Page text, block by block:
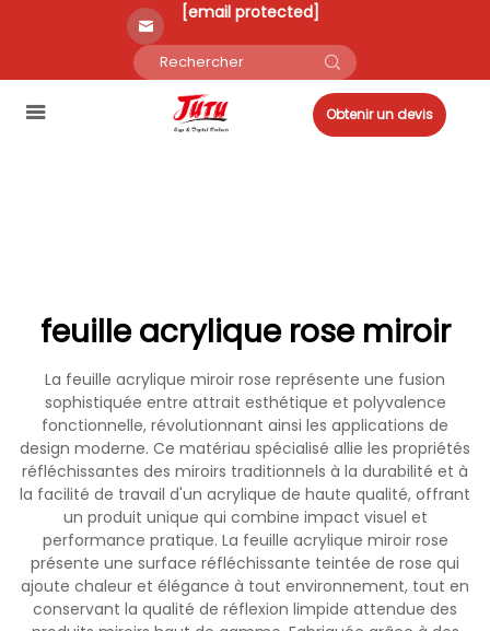
[email protected]
Obtenir un devis
feuille acrylique rose miroir
La feuille acrylique miroir rose représente une fusion
sophistiquée entre attrait esthétique et polyvalence
fonctionnelle, révolutionnant ainsi les applications de
design moderne. Ce matériau spécialisé allie les propriétés
réfléchissantes des miroirs traditionnels à la durabilité et à
la facilité de travail d'un acrylique de haute qualité, offrant
un produit unique qui combine impact visuel et
performance pratique. La feuille acrylique miroir rose
présente une surface réfléchissante teintée de rose qui
ajoute chaleur et élégance à tout environnement, tout en
conservant la qualité de réflexion limpide attendue des